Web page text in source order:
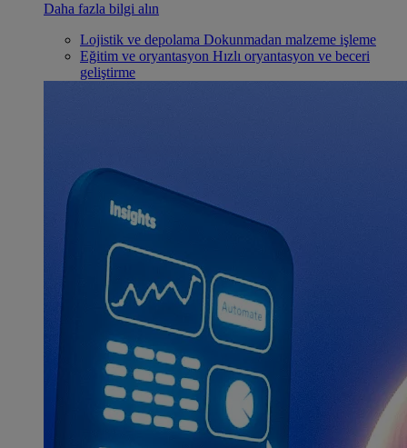
Daha fazla bilgi alın
Lojistik ve depolama Dokunmadan malzeme işleme
Eğitim ve oryantasyon Hızlı oryantasyon ve beceri
geliştirme